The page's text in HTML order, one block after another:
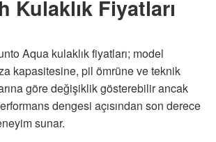
Kulaklık Fiyatları
Aqua kulaklık fiyatları; model
kapasitesine, pil ömrüne ve teknik
göre değişiklik gösterebilir ancak
dengesi açısından son derece
sunar.